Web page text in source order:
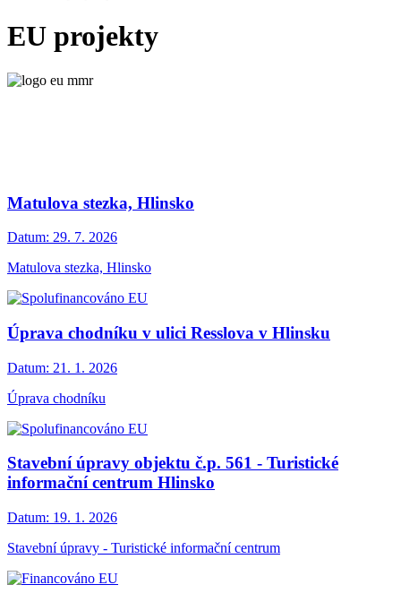
EU projekty
Matulova stezka, Hlinsko
Datum: 29. 7. 2026
Matulova stezka, Hlinsko
Úprava chodníku v ulici Resslova v Hlinsku
Datum: 21. 1. 2026
Úprava chodníku
Stavební úpravy objektu č.p. 561 - Turistické
informační centrum Hlinsko
Datum: 19. 1. 2026
Stavební úpravy - Turistické informační centrum